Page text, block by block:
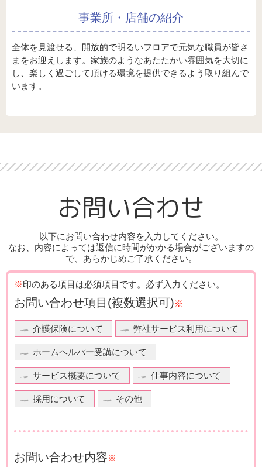
事業所・店舗の紹介
全体を見渡せる、開放的で明るいフロアで元気な職員が皆さ
まをお迎えします。家族のようなあたたかい雰囲気を大切に
し、楽しく過ごして頂ける環境を提供できるよう取り組んで
います。
お問い合わせ
以下にお問い合わせ内容を入力してください。
なお、内容によっては返信に時間がかかる場合がございますの
で、あらかじめご了承ください。
※印のある項目は必須項目です。 必ず入力ください。
お問い合わせ項目 (複数選択可)※
介護保険について 弊社サービス利用について
ホームヘルパー受講について
サービス概要について 仕事内容について
採用について その他
お問い合わせ内容※